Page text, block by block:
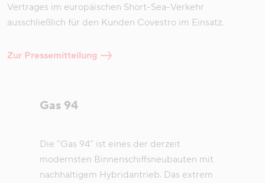
Vertrages im europäischen Short-Sea-Verkehr
ausschließlich für den Kunden Covestro im Einsatz.
Zur Pressemitteilung
Gas 94
Die "Gas 94" ist eines der derzeit
modernsten Binnenschiffsneubauten mit
nachhaltigem Hybridantrieb. Das extrem